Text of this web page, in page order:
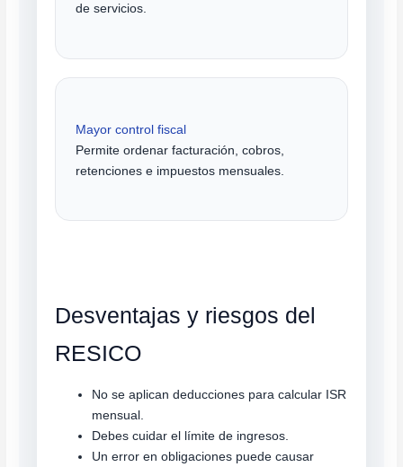
de servicios.
Mayor control fiscal
Permite ordenar facturación, cobros,
retenciones e impuestos mensuales.
Desventajas y riesgos del
RESICO
No se aplican deducciones para calcular ISR
mensual.
Debes cuidar el límite de ingresos.
Un error en obligaciones puede causar